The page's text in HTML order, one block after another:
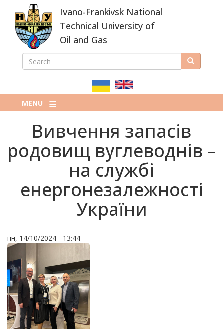
main
content
Ivano-Frankivsk National
Technical University of
Oil and Gas
ПОШУКОВА
SEARCH Search
MENU
Вивчення запасів
родовищ вуглеводнів –
на службі
енергонезалежності
України
пн, 14/10/2024 - 13:44